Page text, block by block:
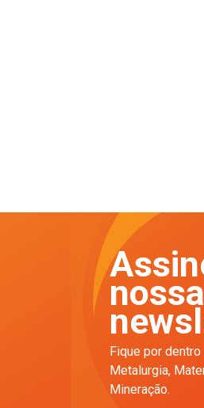
nossa
Fique por
Metalurgia,
Mineração.